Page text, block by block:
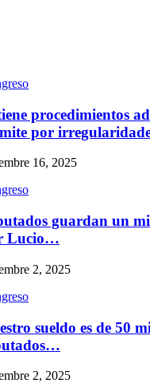
procedimientos
por
16, 2025
guardan un
Lucio…
2, 2025
sueldo es de 50
2, 2025